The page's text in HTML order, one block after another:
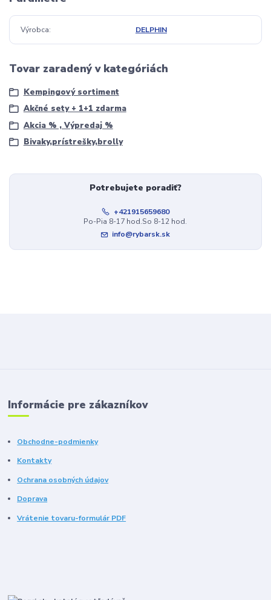
Výrobca DELPHIN
Tovar zaradený v kategóriách
Kempingový sortiment
Akčné sety + 1+1 zdarma
Akcia % , Výpredaj %
Bivaky,prístrešky,brolly
Potrebujete poradiť?
+421915659680
Po-Pia 8-17 hod.So 8-12 hod.
info@rybarsk.sk
Informácie pre zákazníkov
Obchodne-podmienky
Kontakty
Ochrana osobných údajov
Doprava
Vrátenie tovaru-formulár PDF